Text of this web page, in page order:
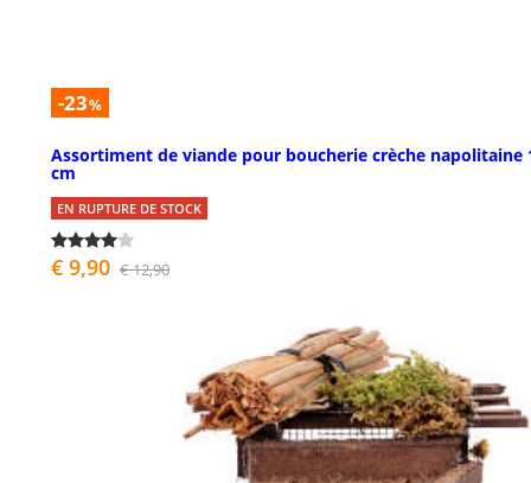
-23%
Assortiment de viande pour boucherie crèche napolitaine
cm
EN RUPTURE DE STOCK
€ 9,90 € 12,90